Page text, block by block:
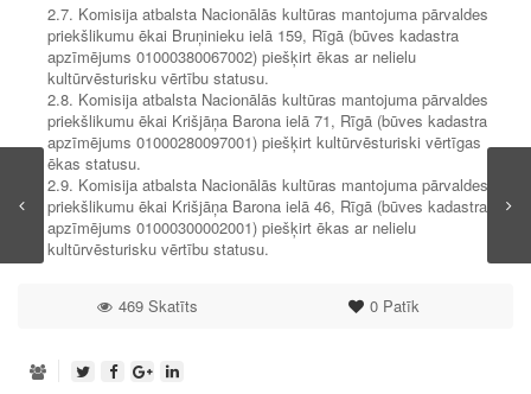
2.7. Komisija atbalsta Nacionālās kultūras mantojuma pārvaldes
priekšlikumu ēkai Bruņinieku ielā 159, Rīgā (būves kadastra
apzīmējums 01000380067002) piešķirt ēkas ar nelielu
kultūrvēsturisku vērtību statusu.
2.8. Komisija atbalsta Nacionālās kultūras mantojuma pārvaldes
priekšlikumu ēkai Krišjāņa Barona ielā 71, Rīgā (būves kadastra
apzīmējums 01000280097001) piešķirt kultūrvēsturiski vērtīgas
ēkas statusu.
2.9. Komisija atbalsta Nacionālās kultūras mantojuma pārvaldes
priekšlikumu ēkai Krišjāņa Barona ielā 46, Rīgā (būves kadastra
apzīmējums 01000300002001) piešķirt ēkas ar nelielu
kultūrvēsturisku vērtību statusu.
0Patīk
469 Skatīts